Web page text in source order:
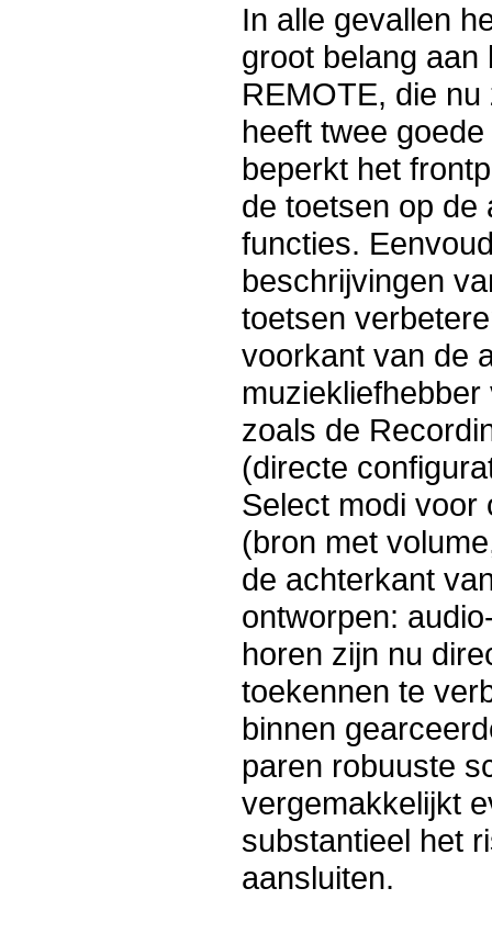
In alle gevallen
groot belang
REMOTE, die
heeft twee
beperkt het
de toetsen op de
functies.
beschrijvingen
toetsen
voorkant van de
zoals de
(directe
Select modi voor
(bron met
de achterkant
ontworpen:
horen zijn nu
toekennen te
binnen
paren robuuste
vergemakkelijkt
substantieel het
aansluiten.